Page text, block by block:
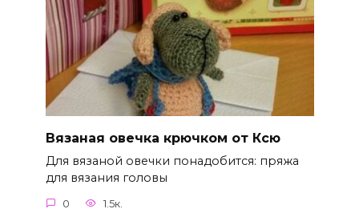
Вязаная овечка крючком от Ксю
Для вязаной овечки понадобится: пряжа
для вязания головы
0 1.5к.